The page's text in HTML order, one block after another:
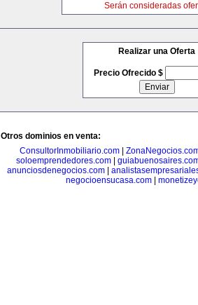
Serán consideradas
Realizar una Oferta
Precio Ofrecido $
Otros dominios en venta:
ConsultorInmobiliario.com|
soloemprendedores.com|
anunciosdenegocios.com|
negocioensucasa.com|